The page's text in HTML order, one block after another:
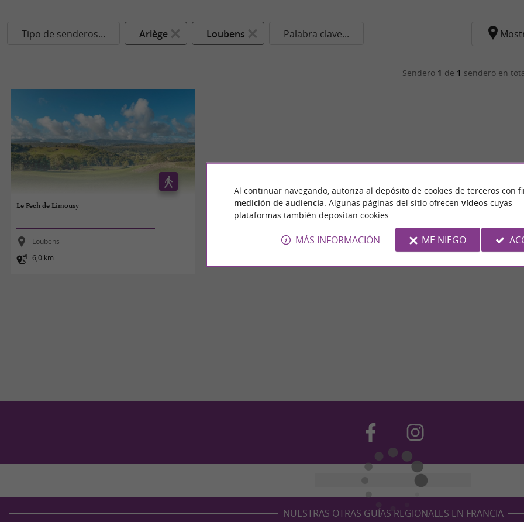
Tipo de senderos... Ariège Loubens Palabra clave...
Sendero 1 de 1 sendero en
Le Pech de Limousy
Loubens
6,0 km
NUESTRAS OTRAS GUÍAS REGIONALES EN FRANCIA
Al continuar navegando, autoriza al depósito de cookies de terceros con
medición de audiencia . Algunas páginas del sitio ofrecen vídeoscuyas
plataformas también depositan cookies.
MÁS INFORMACIÓN ME NIEGO